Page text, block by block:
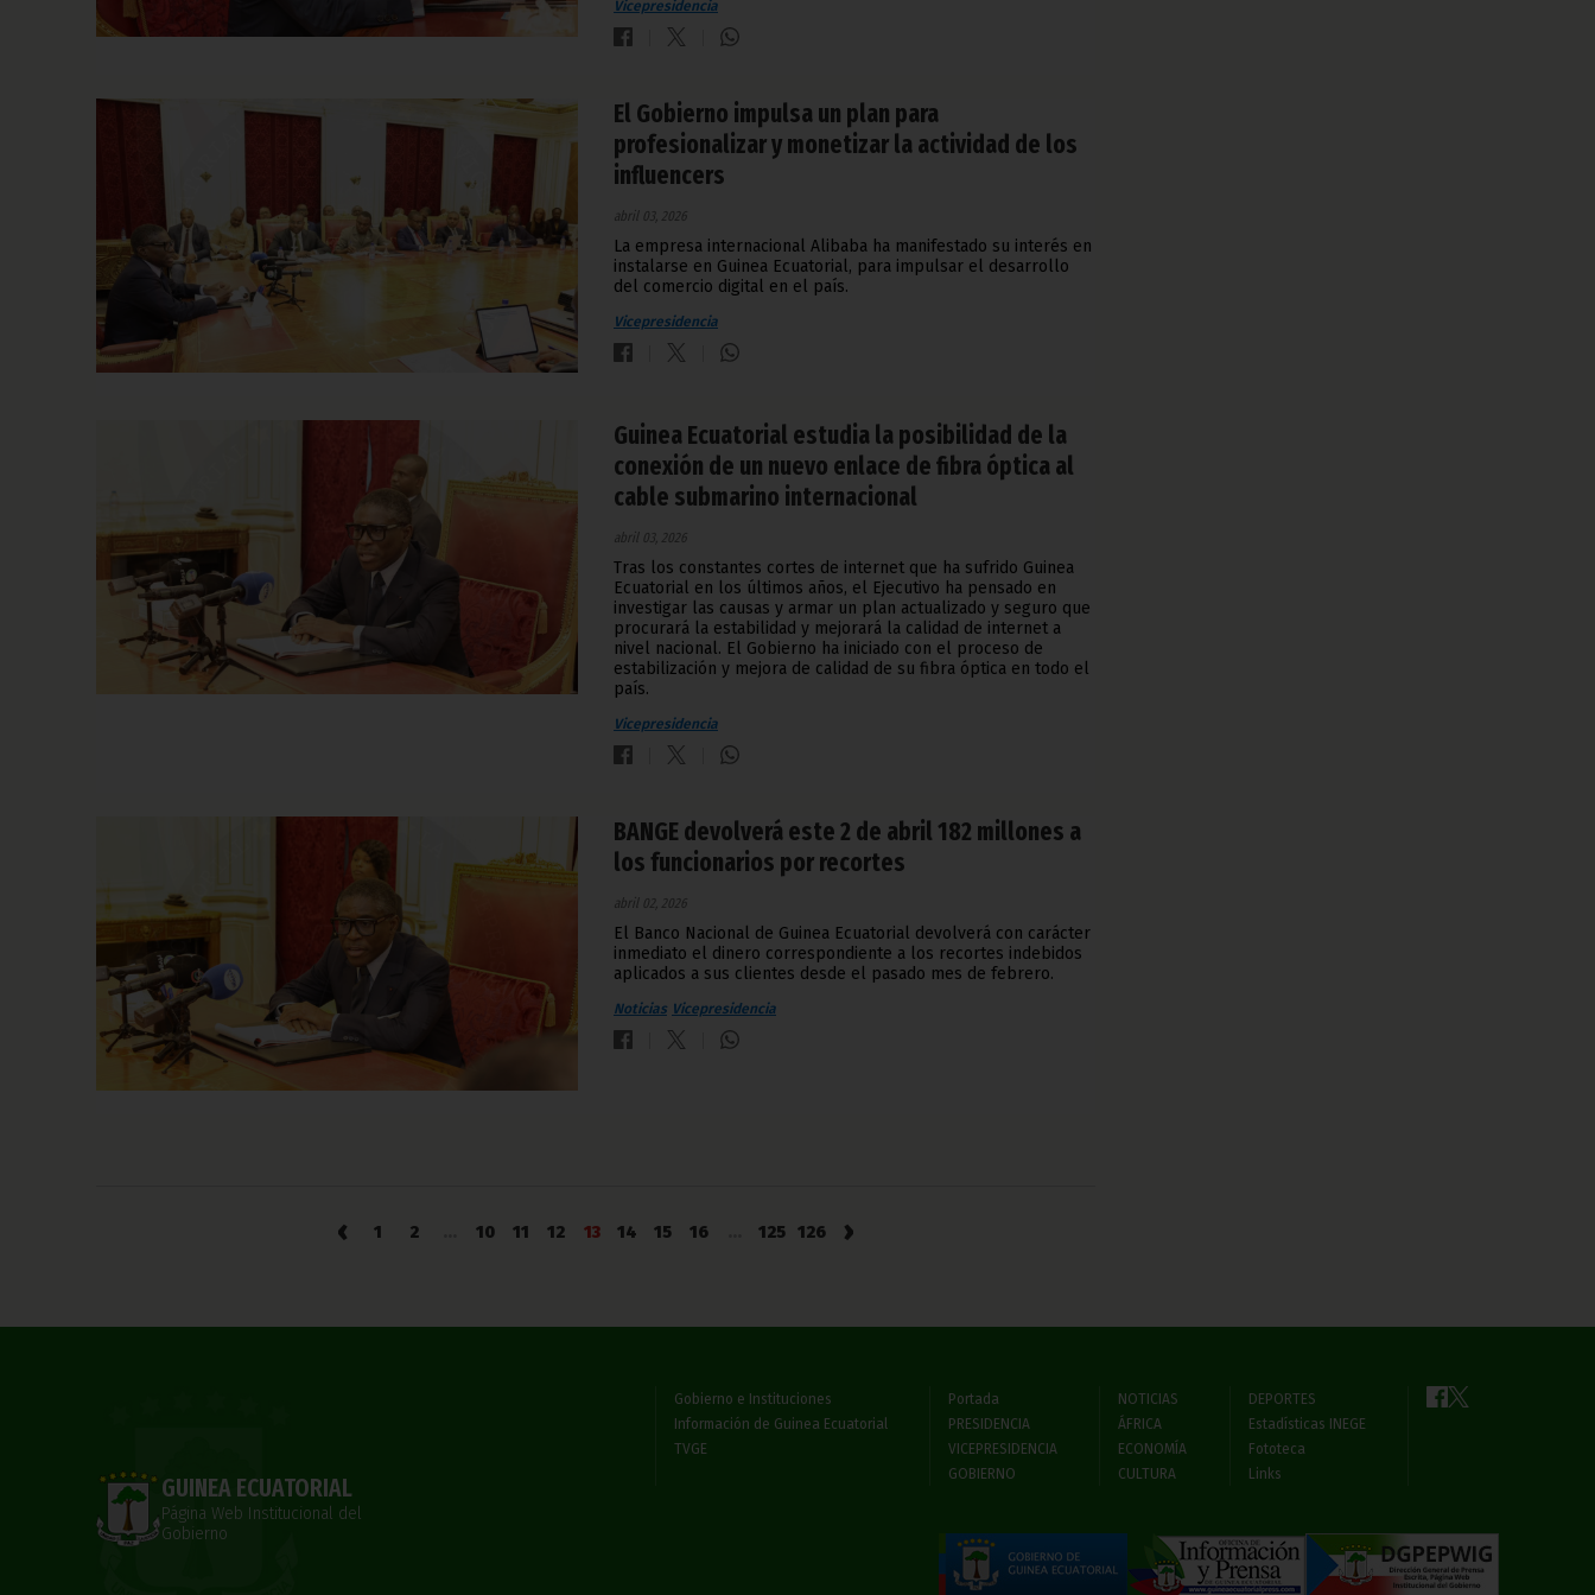
Vicepresidencia
El Gobierno impulsa un plan para
profesionalizar y monetizar la actividad de los
influencers
abril 03, 2026
La empresa internacional Alibaba ha manifestado su interés en
instalarse en Guinea Ecuatorial, para impulsar el desarrollo
del comercio digital en el país.
Vicepresidencia
Guinea Ecuatorial estudia la posibilidad de la
conexión de un nuevo enlace de fibra óptica al
cable submarino internacional
abril 03, 2026
Tras los constantes cortes de internet que ha sufrido Guinea
Ecuatorial en los últimos años, el Ejecutivo ha pensado en
investigar las causas y armar un plan actualizado y seguro que
procurará la estabilidad y mejorará la calidad de internet a
nivel nacional. El Gobierno ha iniciado con el proceso de
estabilización y mejora de calidad de su fibra óptica en todo el
país.
Vicepresidencia
BANGE devolverá este 2 de abril 182 millones a
los funcionarios por recortes
abril 02, 2026
El Banco Nacional de Guinea Ecuatorial devolverá con carácter
inmediato el dinero correspondiente a los recortes indebidos
aplicados a sus clientes desde el pasado mes de febrero.
Noticias Vicepresidencia
‹ 1 2 10 11 12 13 14 15 16 125 126 ›
GUINEA ECUATORIAL
Página Web Institucional del
Gobierno
Gobierno e Instituciones
Información de Guinea Ecuatorial
TVGE
Portada
PRESIDENCIA
VICEPRESIDENCIA
GOBIERNO
NOTICIAS
ÁFRICA
ECONOMÍA
CULTURA
DEPORTES
Estadísticas INEGE
Fototeca
Links